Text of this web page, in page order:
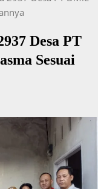
Desa PT
Sesuai